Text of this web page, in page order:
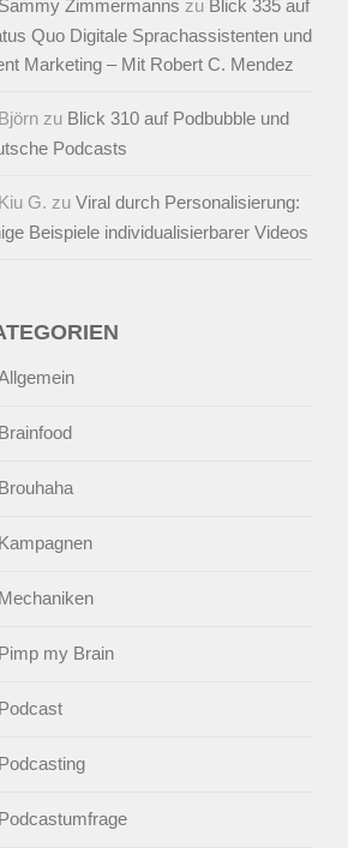
Sammy Zimmermanns zu Blick 335 auf
Quo Digitale Sprachassistenten und
Marketing – Mit Robert C. Mendez
Björn zu Blick 310 auf Podbubble und
Podcasts
Kiu G. zu Viral durch Personalisierung:
Beispiele individualisierbarer Videos
Brainfood
Brouhaha
Kampagnen
Mechaniken
Pimp my Brain
Podcast
Podcasting
Podcastumfrage